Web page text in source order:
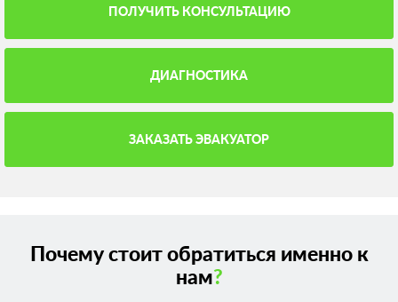
ПОЛУЧИТЬ КОНСУЛЬТАЦИЮ
ДИАГНОСТИКА
ЗАКАЗАТЬ ЭВАКУАТОР
Почему стоит обратиться именно к
нам?